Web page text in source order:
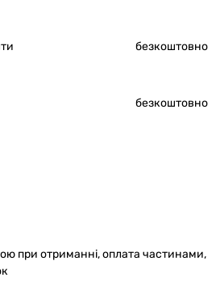
безкоштовно
безкоштовно
при отриманні, оплата частинами,